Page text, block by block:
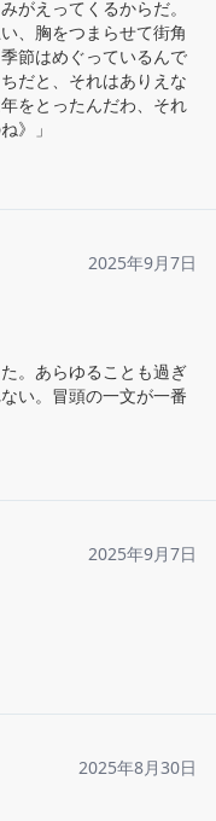
がえってくるからだ。
、胸をつまらせて街角
節はめぐっているんで
だと、それはありえな
をとったんだわ、それ
》」
2025年9月7日
。あらゆることも過ぎ
い。冒頭の一文が一番
2025年9月7日
2025年8月30日